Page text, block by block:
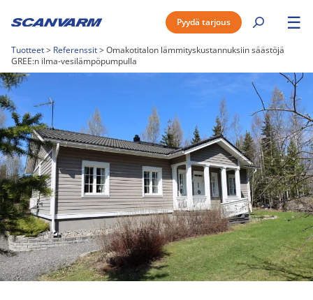
Pyydä tarjous ☰
Tuotteet> Referenssit> Omakotitalon lämmityskustannuksiin säästöjä
GREE:n ilma-vesilämpöpumpulla